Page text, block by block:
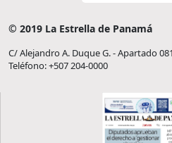
© 2019 La Estrella de Panamá
C/ Alejandro A. Duque G. - Apartado
Teléfono: +507 204-0000